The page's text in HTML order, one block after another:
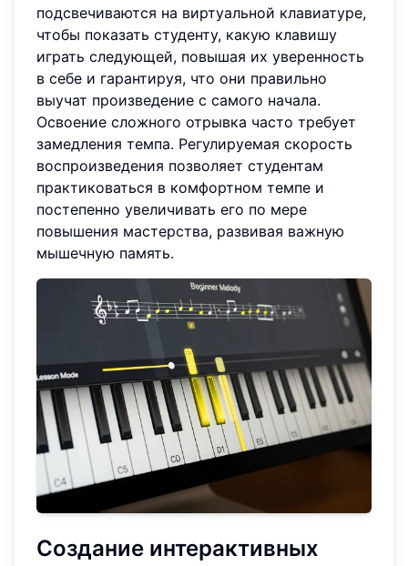
подсвечиваются на виртуальной клавиатуре,
чтобы показать студенту, какую клавишу
играть следующей, повышая их уверенность
в себе и гарантируя, что они правильно
выучат произведение с самого начала.
Освоение сложного отрывка часто требует
замедления темпа. Регулируемая скорость
воспроизведения позволяет студентам
практиковаться в комфортном темпе и
постепенно увеличивать его по мере
повышения мастерства, развивая важную
мышечную память.
Создание интерактивных